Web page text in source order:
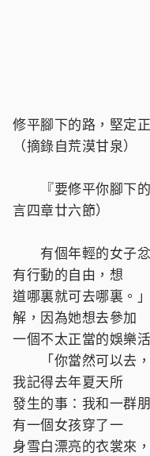
修平腳下的路，堅定
（摘錄自荒漠甘泉）
『要修平你腳下的
言四章廿六節）
有個年輕的女子忿
有行動的自由，想
道哪裏就可去哪裏。
解，因為她想去參加
一個不太正當的娛樂
「你當然可以去，
我記得去年夏天所
發生的事：我和一群
有一個女孩穿了一
身雪白漂亮的衣裳來